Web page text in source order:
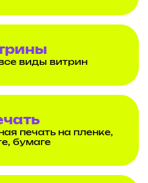
виды витрин
печать на пленке,
бумаге